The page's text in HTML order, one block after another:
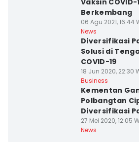
Vaksin
Berkembang
06 Agu 2021, 16:44
News
Diversifikasi
Solusi di
COVID-19
18 Jun 2020, 22:30
Business
Kementan
Polbangtan
Diversifikasi
27 Mei 2020, 12:05
News